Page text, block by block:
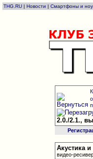
THG.RU | Новости | Смартфоны и
2.0./2.1.,
Акустика
видео-